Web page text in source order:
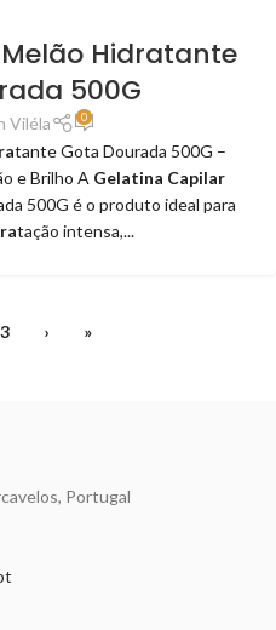
Hidratante
500G
Viléla 0
tante Gota Dourada 500G –
e Brilho A Gelatina Capilar
500G é o produto ideal para
tação intensa,...
3 › »
Portugal